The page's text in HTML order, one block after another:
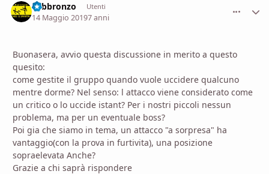
Fabbronzo Utenti
14 Maggio 20197 anni
Buonasera, avvio questa discussione in merito a questo
quesito:
come gestite il gruppo quando vuole uccidere qualcuno
mentre dorme? Nel senso: l attacco viene considerato come
un critico o lo uccide istant? Per i nostri piccoli nessun
problema, ma per un eventuale boss?
Poi gia che siamo in tema, un attacco "a sorpresa" ha
vantaggio(con la prova in furtivita), una posizione
sopraelevata Anche?
Grazie a chi saprà rispondere